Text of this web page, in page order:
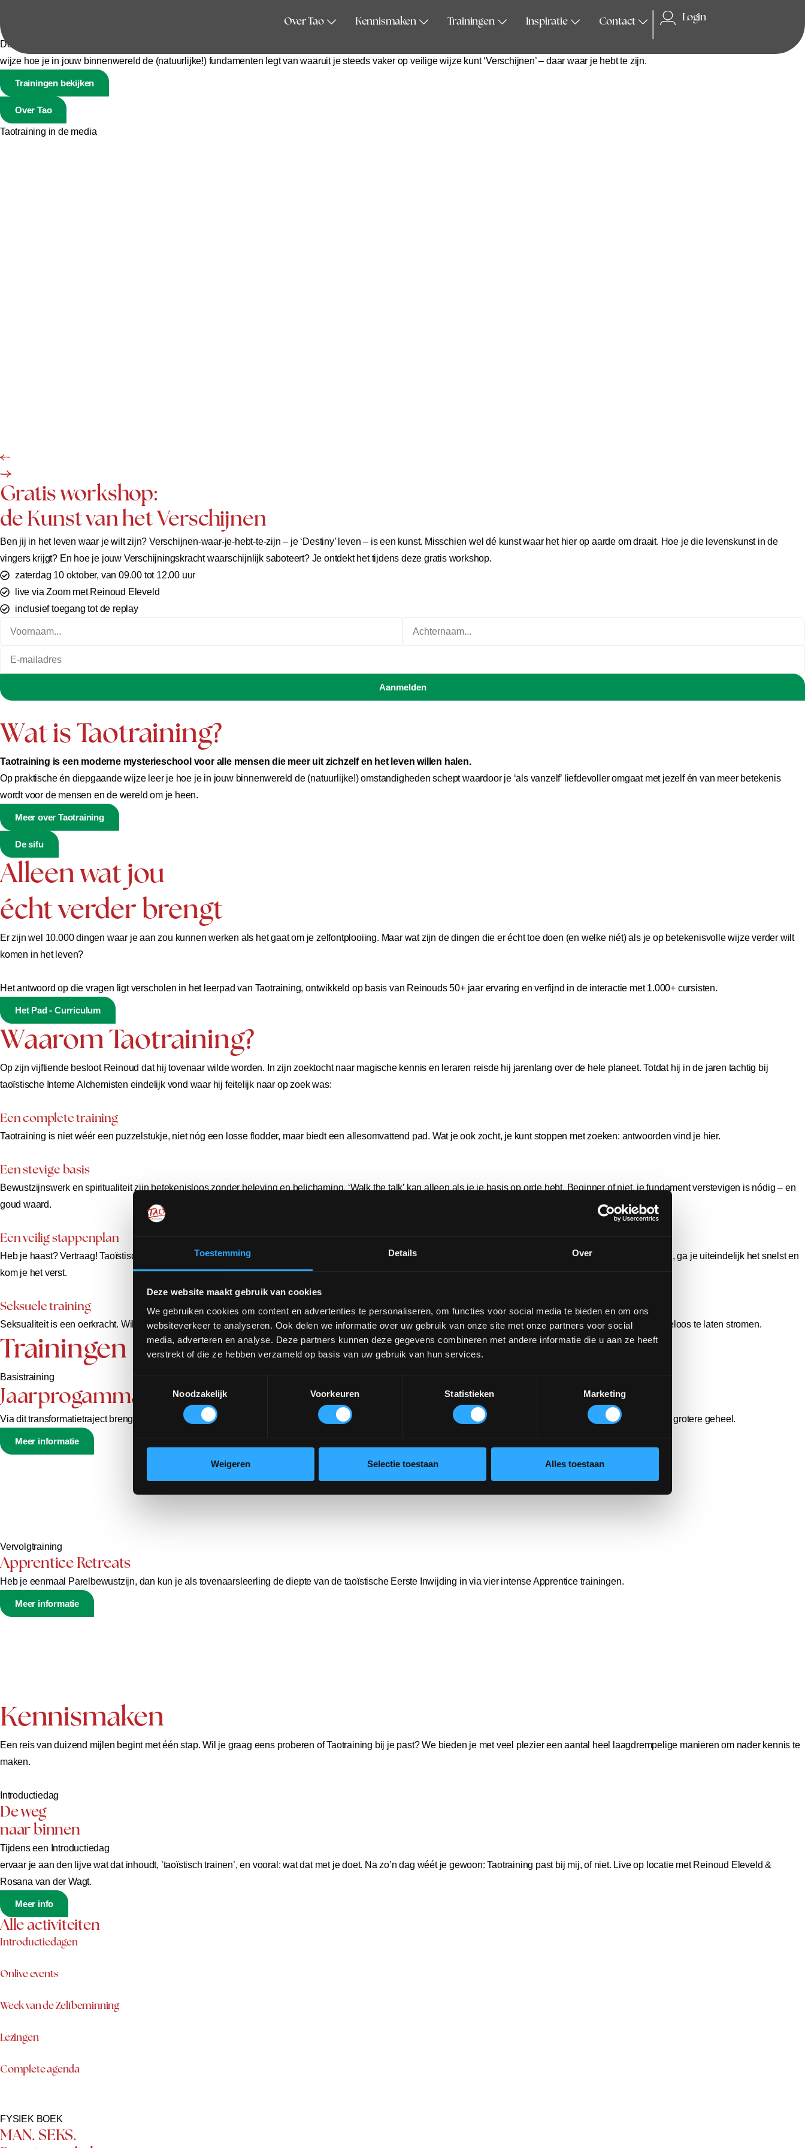
Toestemming Details Over
Deze website maakt gebruik van cookies
We gebruiken cookies om content en advertenties te personaliseren, om functies voor social media te bieden en om ons
websiteverkeer te analyseren. Ook delen we informatie over uw gebruik van onze site met onze partners voor social
media, adverteren en analyse. Deze partners kunnen deze gegevens combineren met andere informatie die u aan ze heeft
verstrekt of die ze hebben verzameld op basis van uw gebruik van hun services.
Noodzakelijk
Voorkeuren Statistieken Marketing
Weigeren Selectie toestaan Alles toestaan
Over Tao Kennismaken Trainingen Inspiratie Contact Login
Veilig Verschijnen
De wereld heeft veilige mensen nodig. Veiliger worden – voor jezelf, voor je intimi, voor het grotere geheel – begint bij je basis op orde krijgen. Bij Taotraining leer je op praktische én diepgaande
wijze hoe je in jouw binnenwereld de (natuurlijke!) fundamenten legt van waaruit je steeds vaker op veilige wijze kunt ‘Verschijnen’ – daar waar je hebt te zijn.
Trainingen bekijken
Over Tao
Taotraining in de media
Gratis workshop:
de Kunst van het Verschijnen
Ben jij in het leven waar je wilt zijn? Verschijnen-waar-je-hebt-te-zijn – je ‘Destiny’ leven – is een kunst. Misschien wel dé kunst waar het hier op aarde om draait. Hoe je die levenskunst in de
vingers krijgt? En hoe je jouw Verschijningskracht waarschijnlijk saboteert? Je ontdekt het tijdens deze gratis workshop.
zaterdag 10 oktober, van 09.00 tot 12.00 uur
live via Zoom met Reinoud Eleveld
inclusief toegang tot de replay
Aanmelden
Wat is Taotraining?
Taotraining is een moderne mysterieschool voor alle mensen die meer uit zichzelf en het leven willen halen.
Op praktische én diepgaande wijze leer je hoe je in jouw binnenwereld de (natuurlijke!) omstandigheden schept waardoor je ‘als vanzelf’ liefdevoller omgaat met jezelf én van meer betekenis
wordt voor de mensen en de wereld om je heen.
Meer over Taotraining
De sifu
Alleen wat jou
écht verder brengt
Er zijn wel 10.000 dingen waar je aan zou kunnen werken als het gaat om je zelfontplooiing. Maar wat zijn de dingen die er écht toe doen (en welke niét) als je op betekenisvolle wijze verder wilt
komen in het leven?
Het antwoord op die vragen ligt verscholen in het leerpad van Taotraining, ontwikkeld op basis van Reinouds 50+ jaar ervaring en verfijnd in de interactie met 1.000+ cursisten.
Het Pad - Curriculum
Waarom Taotraining?
Op zijn vijftiende besloot Reinoud dat hij tovenaar wilde worden. In zijn zoektocht naar magische kennis en leraren reisde hij jarenlang over de hele planeet. Totdat hij in de jaren tachtig bij
taoïstische Interne Alchemisten eindelijk vond waar hij feitelijk naar op zoek was:
Een complete training
Taotraining is niet wéér een puzzelstukje, niet nóg een losse flodder, maar biedt een allesomvattend pad. Wat je ook zocht, je kunt stoppen met zoeken: antwoorden vind je hier.
Een stevige basis
Bewustzijnswerk en spiritualiteit zijn betekenisloos zonder beleving en belichaming. ‘Walk the talk’ kan alleen als je je basis op orde hebt. Beginner of niet, je fundament verstevigen is nódig – en
goud waard.
Een veilig stappenplan
Heb je haast? Vertraag! Taoïstisch trainen is saai, zouden sommigen zeggen. Wij noemen het veilig. Door te beginnen bij het begin en zonder stappen over te slaan, ga je uiteindelijk het snelst en
kom je het verst.
Seksuele training
Seksualiteit is een oerkracht. Wil je een veilige man of vrouw worden, dan MOET je die kracht leren beheren – zonder haar te onderdrukken, en zonder haar grenzeloos te laten stromen.
Trainingen
Basistraining
Jaarprogamma Parelbewustzijn
Via dit transformatietraject breng je in 12 maanden je innerlijke basis op orde. Vanuit dit fundament word je een steeds veiliger mens: voor jezelf, je dierbaren en het grotere geheel.
Meer informatie
Vervolgtraining
Apprentice Retreats
Heb je eenmaal Parelbewustzijn, dan kun je als tovenaarsleerling de diepte van de taoïstische Eerste Inwijding in via vier intense Apprentice trainingen.
Meer informatie
Kennismaken
Een reis van duizend mijlen begint met één stap. Wil je graag eens proberen of Taotraining bij je past? We bieden je met veel plezier een aantal heel laagdrempelige manieren om nader kennis te
maken.
Introductiedag
De weg
naar binnen
Tijdens een Introductiedag
ervaar je aan den lijve wat dat inhoudt, ’taoïstisch trainen’, en vooral: wat dat met je doet. Na zo’n dag wéét je gewoon: Taotraining past bij mij, of niet. Live op locatie met Reinoud Eleveld &
Rosana van der Wagt.
Meer info
Alle activiteiten
Introductiedagen
Onlive events
Week van de Zelfbeminning
Lezingen
Complete agenda
FYSIEK BOEK
MAN. SEKS.